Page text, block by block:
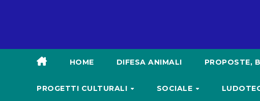
HOME DIFESA ANIMALI PROPOSTE,
PROGETTI CULTURALI SOCIALE